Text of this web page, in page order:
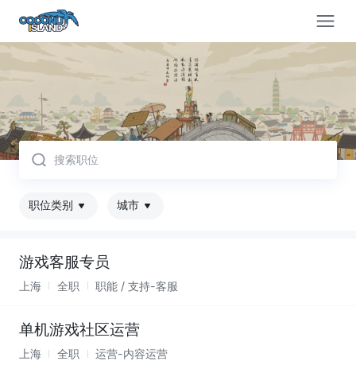
取消
职位类别 城市
游戏客服专员
上海 全职 职能 / 支持-客服
单机游戏社区运营
上海 全职 运营-内容运营